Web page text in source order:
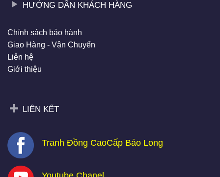
HƯỚNG DẪN KHÁCH HÀNG
Chính sách bảo hành
Giao Hàng - Vận Chuyển
Liên hệ
Giới thiệu
LIÊN KẾT
Tranh Đồng CaoCấp Bảo Long